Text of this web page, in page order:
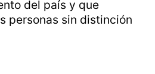
del país y que
personas sin distinción